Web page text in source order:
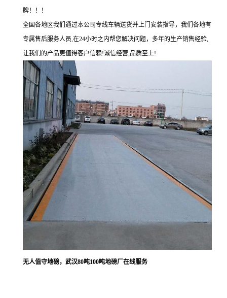
牌！！！
全国各地区我们通过本公司专线车辆送货并上门安装指导，我们各地有
专属售后服务人员,在24小时之内帮您解决问题，多年的生产销售经验,
让我们的产品更值得客户信赖!诚信经营,品质至上!
无人值守地磅，武汉80吨100吨地磅厂在线服务